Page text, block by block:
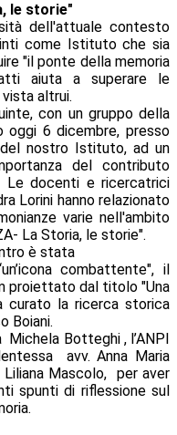
le storie"
dell'attuale contesto
come Istituto che sia
"il ponte della memoria
aiuta a superare le
altrui.
con un gruppo della
oggi 6 dicembre, presso
nostro Istituto, ad un
del contributo
Le docenti e ricercatrici
Lorini hanno relazionato
varie nell'ambito
La Storia, le storie".
è stata
combattente", il
proiettato dal titolo "Una
curato la ricerca storica
Boiani.
Michela Botteghi , l’ANPI
avv. Anna Maria
Mascolo, per aver
spunti di riflessione sul